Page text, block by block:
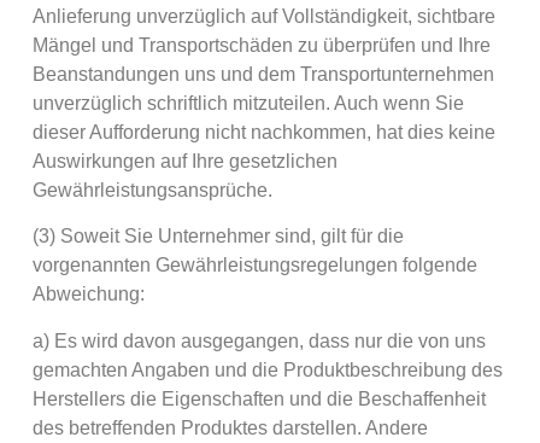
Anlieferung unverzüglich auf Vollständigkeit, sichtbare
Mängel und Transportschäden zu überprüfen und Ihre
Beanstandungen uns und dem Transportunternehmen
unverzüglich schriftlich mitzuteilen. Auch wenn Sie
dieser Aufforderung nicht nachkommen, hat dies keine
Auswirkungen auf Ihre gesetzlichen
Gewährleistungsansprüche.
(3) Soweit Sie Unternehmer sind, gilt für die
vorgenannten Gewährleistungsregelungen folgende
Abweichung:
a) Es wird davon ausgegangen, dass nur die von uns
gemachten Angaben und die Produktbeschreibung des
Herstellers die Eigenschaften und die Beschaffenheit
des betreffenden Produktes darstellen. Andere